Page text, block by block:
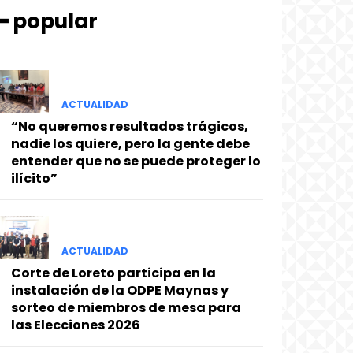
popular
ACTUALIDAD
“No queremos resultados trágicos,
nadie los quiere, pero la gente debe
entender que no se puede proteger lo
ilícito”
ACTUALIDAD
Corte de Loreto participa en la
instalación de la ODPE Maynas y
sorteo de miembros de mesa para
las Elecciones 2026